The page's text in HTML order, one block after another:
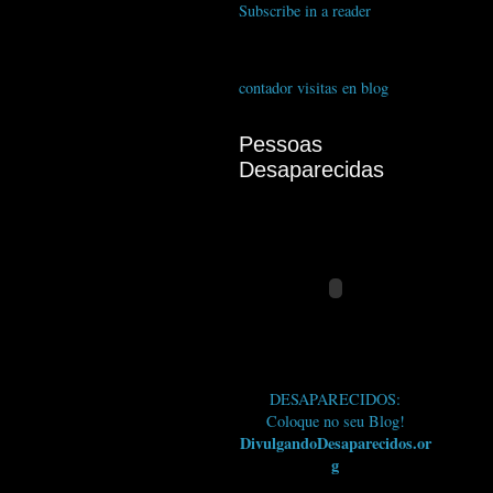
Subscribe in a reader
contador visitas en blog
Pessoas
Desaparecidas
DESAPARECIDOS:
Coloque no seu Blog!
DivulgandoDesaparecidos.or
g